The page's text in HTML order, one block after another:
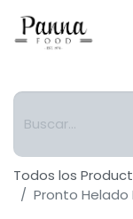
Todos los
Pronto Helado